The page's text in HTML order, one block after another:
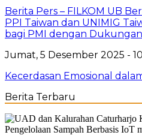
Berita Pers – FILKOM UB
PPI Taiwan dan UNIMIG
bagi PMI dengan Dukungan
Jumat, 5 Desember 2025 -
Kecerdasan Emosional
Berita Terbaru